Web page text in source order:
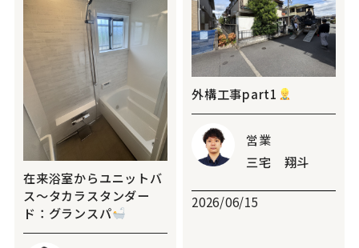
在来浴室からユニットバ
ス～タカラスタンダー
ド：グランスパ
外構工事part1
営業
三宅 翔斗
2026/06/15